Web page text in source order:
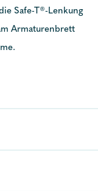
Safe-T®-Lenkung
Armaturenbrett